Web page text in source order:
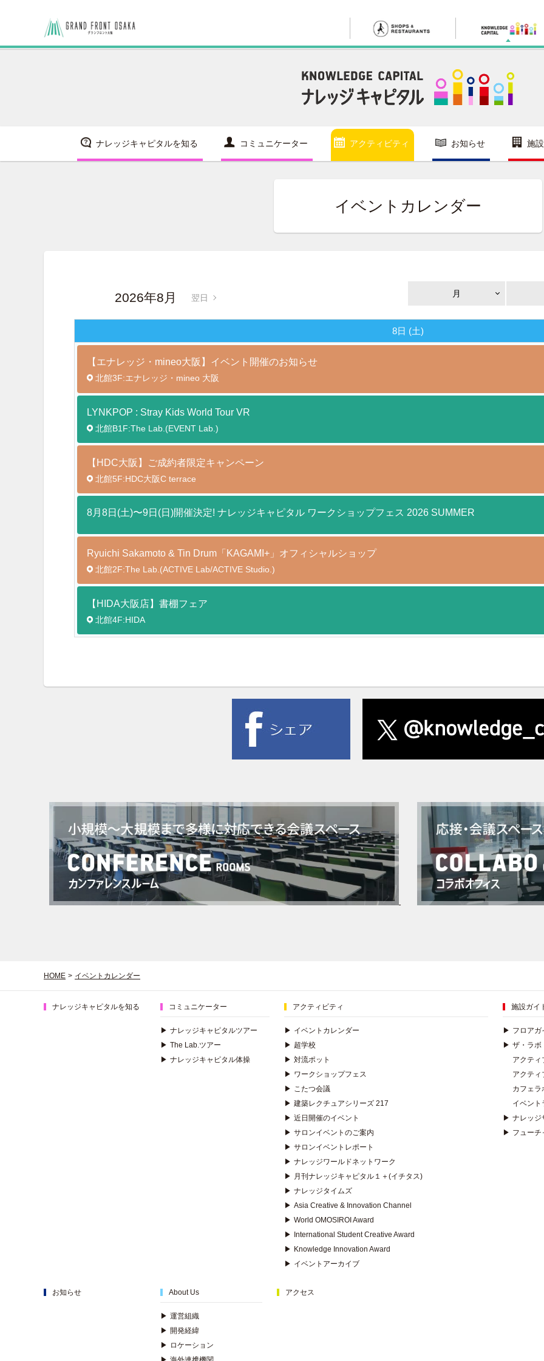
ナレッジキャピタルを知る コミュニケーター アクティビティ お知らせ 施
イベントカレンダー
2026年8月 翌日 月
8日 (土)
【エナレッジ・mineo大阪】イベント開催のお知らせ
北館3F:エナレッジ・mineo 大阪
LYNKPOP : Stray Kids World TourVR
北館B1F:The Lab.(EVENT Lab.)
【HDC大阪】ご成約者限定キャンペーン
北館5F:HDC大阪C terrace
8月8日(土)〜9日(日)開催決定! ナレッジキャピタル ワークショップフェス 2026 SUMMER
Ryuichi Sakamoto & Tin Drum「KAGAMI+」オフィシャルショップ
北館2F:The Lab.(ACTIVE Lab/ACTIVE Studio.)
【HIDA大阪店】書棚フェア
北館4F:HIDA
HOME > イベントカレンダー
ナレッジキャピタルを知る コミュニケーター
▶ ナレッジキャピタルツアー
▶ The Lab.ツアー
▶ ナレッジキャピタル体操
アクティビティ
▶ イベントカレンダー
▶ 超学校
▶ 対流ポット
▶ ワークショップフェス
▶ こたつ会議
▶ 建築レクチュアシリーズ 217
▶ 近日開催のイベント
▶ サロンイベントのご案内
▶ サロンイベントレポート
▶ ナレッジワールドネットワーク
▶ 月刊ナレッジキャピタル１＋(イチタス)
▶ ナレッジタイムズ
▶ Asia Creative & Innovation Channel
▶ World OMOSIROI Award
▶
International Student Creative Award
▶ Knowledge Innovation Award
▶ イベントアーカイブ
施設ガイ
▶ フロアガ
▶ ザ・ラボ
アクティ
アクティ
カフェラ
イベント
▶ ナレッジ
▶ フューチ
お知らせ About Us
▶ 運営組織
▶ 開発経緯
▶ ロケーション
アクセス